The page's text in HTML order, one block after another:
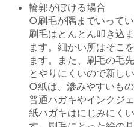
輪郭がぼける場合
○刷毛が隅までいって
刷毛はとんとん叩き込
ます。細かい所はそこ
ます。また、刷毛の毛
とやりにくいので新し
○紙は、滲みやすいも
普通ハガキやインクジ
紙ハガキはにじみにく